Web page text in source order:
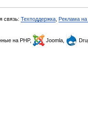
связь: Техподдержка Реклама на
на PHP, Joomla,